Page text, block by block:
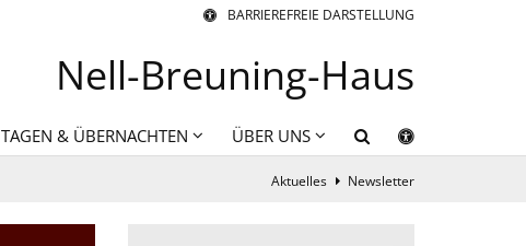
BARRIEREFREIE DARSTELLUNG
Nell-Breuning-Haus
TAGEN & ÜBERNACHTEN ÜBER UNS
Aktuelles Newsletter